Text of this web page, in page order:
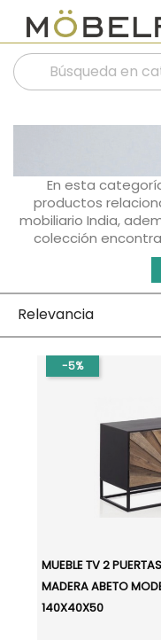
En esta
productos
mobiliario India,
colección
Relevancia
MUEBLE TV 2
MADERA ABETO
140X40X50
-5%